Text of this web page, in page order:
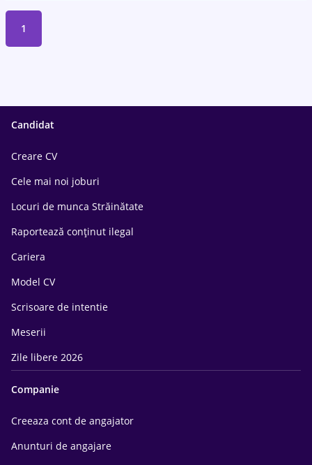
1
Candidat
Creare CV
Cele mai noi joburi
Locuri de munca Străinătate
Raportează conținut ilegal
Cariera
Model CV
Scrisoare de intentie
Meserii
Zile libere 2026
Companie
Creeaza cont de angajator
Anunturi de angajare